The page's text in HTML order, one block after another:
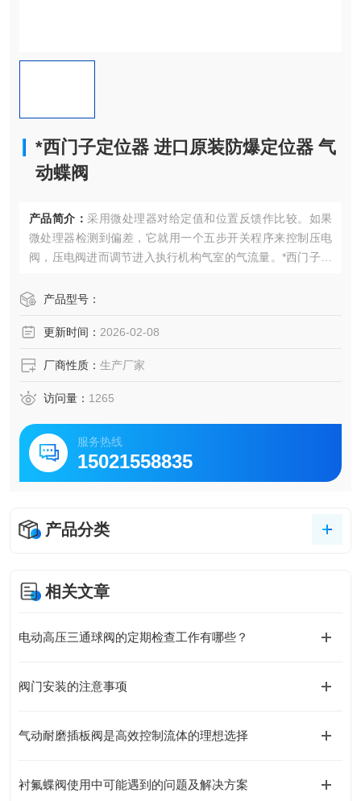
*西门子定位器 进口原装防爆定位器 气
动蝶阀
产品简介： 采用微处理器对给定值和位置反馈作比较。如果
微处理器检测到偏差，它就用一个五步开关程序来控制压电
阀，压电阀进而调节进入执行机构气室的气流量。*西门子定
产品型号：
更新时间： 2026-02-08
厂商性质： 生产厂家
访问量： 1265
服务热线
15021558835
产品分类
相关文章
电动高压三通球阀的定期检查工作有哪些？
阀门安装的注意事项
气动耐磨插板阀是高效控制流体的理想选择
衬氟蝶阀使用中可能遇到的问题及解决方案